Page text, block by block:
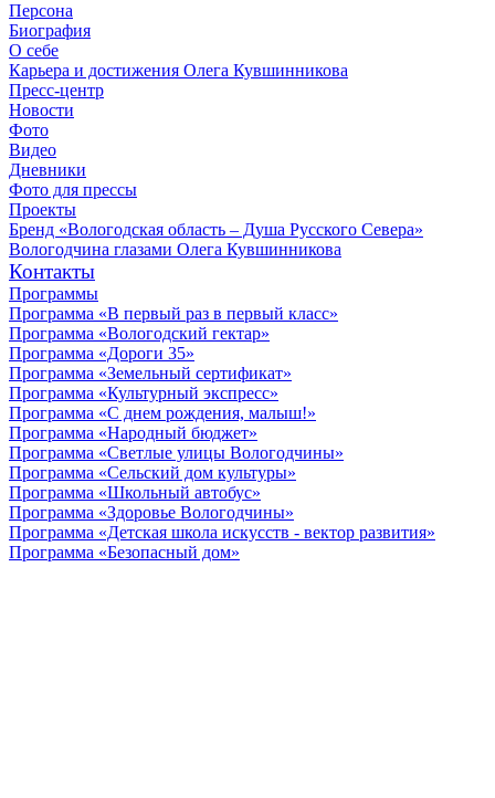
Персона
Биография
О себе
Карьера и достижения Олега Кувшинникова
Пресс-центр
Новости
Фото
Видео
Дневники
Фото для прессы
Проекты
Бренд «Вологодская область – Душа Русского Севера»
Вологодчина глазами Олега Кувшинникова
Контакты
Программы
Программа «В первый раз в первый класс»
Программа «Вологодский гектар»
Программа «Дороги 35»
Программа «Земельный сертификат»
Программа «Культурный экспресс»
Программа «С днем рождения, малыш!»
Программа «Народный бюджет»
Программа «Светлые улицы Вологодчины»
Программа «Сельский дом культуры»
Программа «Школьный автобус»
Программа «Здоровье Вологодчины»
Программа «Детская школа искусств - вектор развития»
Программа «Безопасный дом»